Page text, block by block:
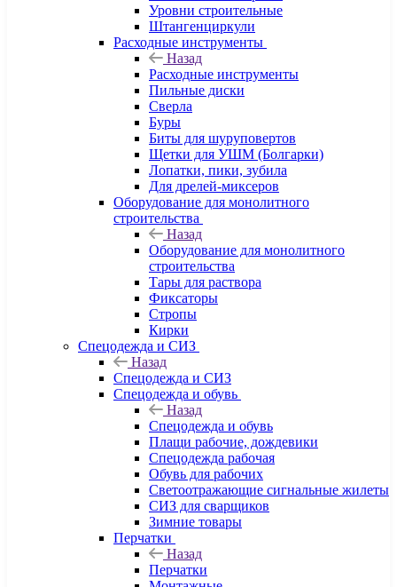
Уровни строительные
Штангенциркули
Расходные инструменты
Назад
Расходные инструменты
Пильные диски
Сверла
Буры
Биты для шуруповертов
Щетки для УШМ (Болгарки)
Лопатки, пики, зубила
Для дрелей-миксеров
Оборудование для монолитного
строительства
Назад
Оборудование для монолитного
строительства
Тары для раствора
Фиксаторы
Стропы
Кирки
Спецодежда и СИЗ
Назад
Спецодежда и СИЗ
Спецодежда и обувь
Назад
Спецодежда и обувь
Плащи рабочие, дождевики
Спецодежда рабочая
Обувь для рабочих
Светоотражающие сигнальные жилеты
СИЗ для сварщиков
Зимние товары
Перчатки
Назад
Перчатки